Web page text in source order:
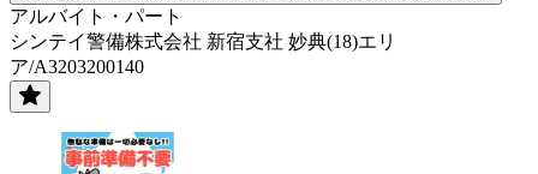
アルバイト・パート
シンテイ警備株式会社 新宿支社 妙典(18)エリ
ア/A3203200140